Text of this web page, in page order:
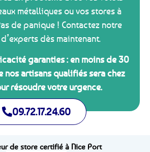
métalliques ou vos stores à
de panique ! Contactez notre
dès maintenant.
garanties : en moins de 30
nos artisans qualifiés sera chez
résoudre votre urgence.
09.72.17.24.60
de store certifié à Nice Port